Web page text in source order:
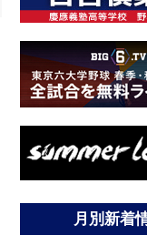
月別新着